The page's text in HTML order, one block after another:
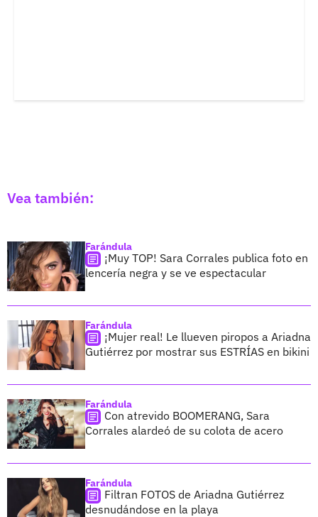
Vea también:
Farándula
¡Muy TOP! Sara Corrales publica foto en
lencería negra y se ve espectacular
Farándula
¡Mujer real! Le llueven piropos a Ariadna
Gutiérrez por mostrar sus ESTRÍAS en bikini
Farándula
Con atrevido BOOMERANG, Sara
Corrales alardeó de su colota de acero
Farándula
Filtran FOTOS de Ariadna Gutiérrez
desnudándose en la playa